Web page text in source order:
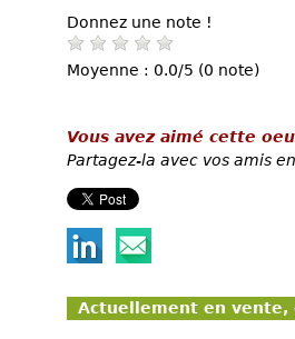
Donnez une note !
Moyenne : 0.0/5 (0 note)
Vous avez aimé cette
Partagez-la avec vos amis
Actuellement en vente,